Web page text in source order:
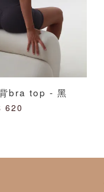
bra top - 黑
620